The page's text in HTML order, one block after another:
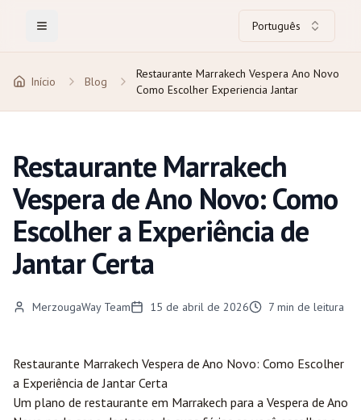
Toggle Menu Português
Início Blog
Restaurante Marrakech Vespera Ano Novo
Como Escolher Experiencia Jantar
Restaurante Marrakech
Vespera de Ano Novo: Como
Escolher a Experiência de
Jantar Certa
MerzougaWay Team 15 de abril de 2026 7 min de leitura
Restaurante Marrakech Vespera de Ano Novo: Como Escolher
a Experiência de Jantar Certa
Um plano de restaurante em Marrakech para a Vespera de Ano